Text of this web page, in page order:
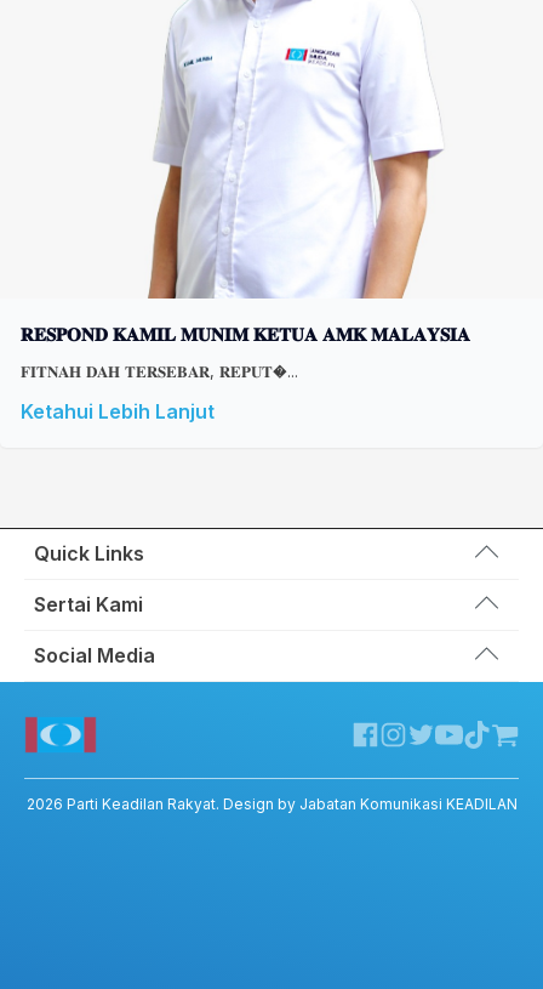
𝐑𝐄𝐒𝐏𝐎𝐍𝐃 𝐊𝐀𝐌𝐈𝐋 𝐌𝐔𝐍𝐈𝐌 𝐊𝐄𝐓𝐔𝐀 𝐀𝐌𝐊 𝐌𝐀𝐋𝐀𝐘𝐒𝐈𝐀
𝐅𝐈𝐓𝐍𝐀𝐇 𝐃𝐀𝐇 𝐓𝐄𝐑𝐒𝐄𝐁𝐀𝐑, 𝐑𝐄𝐏𝐔𝐓�...
Ketahui Lebih Lanjut
Quick Links
Wakil Rakyat
Hubungi Kami
Sumbangan
Sertai Kami
Portal Anggota KEADILAN
Social Media
Twitter KEADILAN
Channel Telegram KEADILAN
Kedai KEADILAN
ADIL – Privacy Policy
2026 Parti Keadilan Rakyat. Design by Jabatan Komunikasi KEADILAN